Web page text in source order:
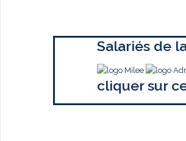
Salariés de
cliquer sur